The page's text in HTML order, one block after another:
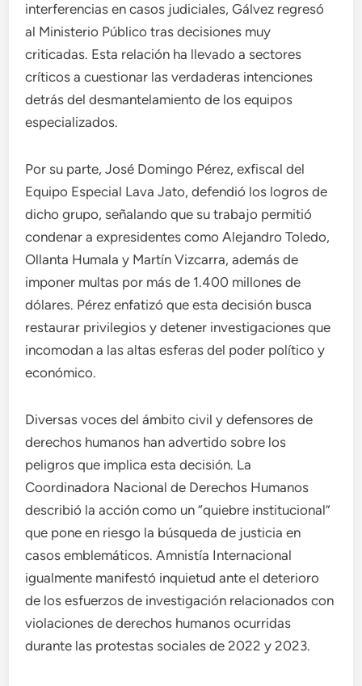
interferencias en casos judiciales, Gálvez regresó
al Ministerio Público tras decisiones muy
criticadas. Esta relación ha llevado a sectores
críticos a cuestionar las verdaderas intenciones
detrás del desmantelamiento de los equipos
especializados.
Por su parte, José Domingo Pérez, exfiscal del
Equipo Especial Lava Jato, defendió los logros de
dicho grupo, señalando que su trabajo permitió
condenar a expresidentes como Alejandro Toledo,
Ollanta Humala y Martín Vizcarra, además de
imponer multas por más de 1.400 millones de
dólares. Pérez enfatizó que esta decisión busca
restaurar privilegios y detener investigaciones que
incomodan a las altas esferas del poder político y
económico.
Diversas voces del ámbito civil y defensores de
derechos humanos han advertido sobre los
peligros que implica esta decisión. La
Coordinadora Nacional de Derechos Humanos
describió la acción como un “quiebre institucional”
que pone en riesgo la búsqueda de justicia en
casos emblemáticos. Amnistía Internacional
igualmente manifestó inquietud ante el deterioro
de los esfuerzos de investigación relacionados con
violaciones de derechos humanos ocurridas
durante las protestas sociales de 2022 y 2023.